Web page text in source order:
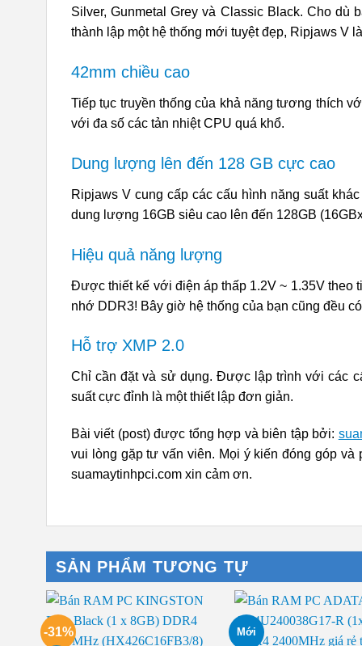
Silver, Gunmetal Grey và Classic Black. Cho dù
thành lập một hệ thống mới tuyệt đẹp, Ripjaws V
42mm chiều cao
Tiếp tục truyền thống của khả năng tương thích
với đa số các tản nhiệt CPU quá khổ.
Dung lượng lên đến 128 GB cực cao
Ripjaws V cung cấp các cấu hình năng suất
dung lượng 16GB siêu cao lên đến 128GB
Hiệu quả năng lượng
Được thiết kế với điện áp thấp 1.2V ~ 1.35V theo
nhớ DDR3! Bây giờ hệ thống của bạn cũng đều
Hỗ trợ XMP 2.0
Chỉ cần đặt và sử dụng. Được lập trình với các
suất cực đỉnh là một thiết lập đơn giản.
Bài viết (post) được tổng hợp và biên tập bởi:
vui lòng gặp tư vấn viên. Mọi ý kiến đóng góp
suamaytinhpci.com xin cảm ơn.
SẢN PHẨM TƯƠNG TỰ
-31% Mới